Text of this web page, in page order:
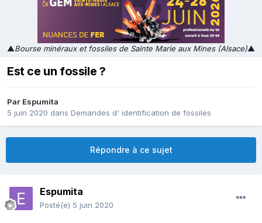
▲Bourse minéraux et fossiles de Sainte Marie aux Mines (Alsace)▲
Est ce un fossile ?
Par Espumita
5 juin 2020 dans Demandes d' identification de fossiles
Répondre à ce sujet
Espumita
Posté(e) 5 juin 2020